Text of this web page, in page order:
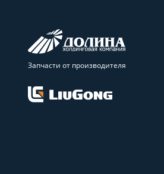
Запчасти от производителя